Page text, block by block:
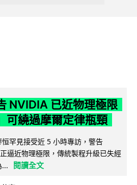
NVIDIA 已近物理極限
可繞過摩爾定律瓶頸
罕見接受近 5 小時專訪，警告
逼近物理極限，傳統製程升級已失經
...
閱讀全文